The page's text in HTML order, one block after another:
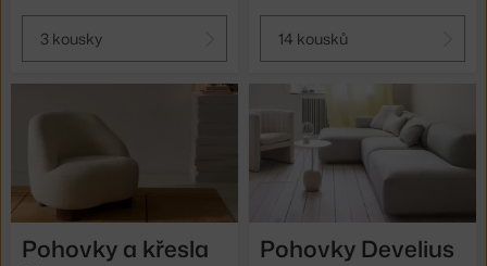
3 kousky 14 kousků
Pohovky a křesla
Pohovky Develius